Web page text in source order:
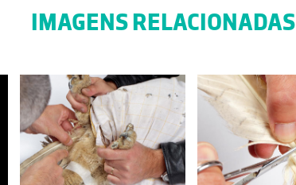
IMAGENS RELACIONADAS